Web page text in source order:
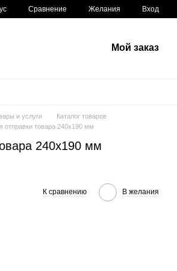
Сравнение Желания Вход
Мой заказ
и услуги
Каталог товаров
отправки товара 240x190 мм
240x190 мм
К сравнению В желания